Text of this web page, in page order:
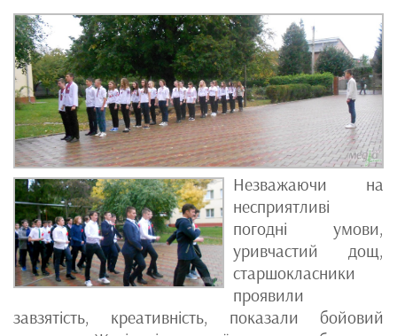
Незважаючи на
несприятливі
погодні умови,
уривчастий дощ,
старшокласники
проявили
завзятість, креативність, показали бойовий